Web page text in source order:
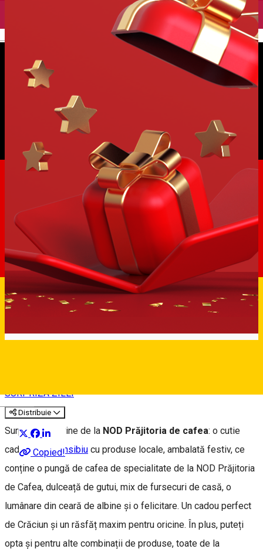
SURPRIZA ZILEI
Distribuie
Copied!
Surpriza zilei vine de la NOD Prăjitoria de cafea: o cutie
cadou #madeinsibiu cu produse locale, ambalată festiv, ce
conține o pungă de cafea de specialitate de la NOD Prăjitoria
de Cafea, dulceață de gutui, mix de fursecuri de casă, o
lumânare din ceară de albine și o felicitare. Un cadou perfect
de Crăciun și un răsfăț maxim pentru oricine. În plus, puteți
opta și pentru alte combinații de produse, toate de la